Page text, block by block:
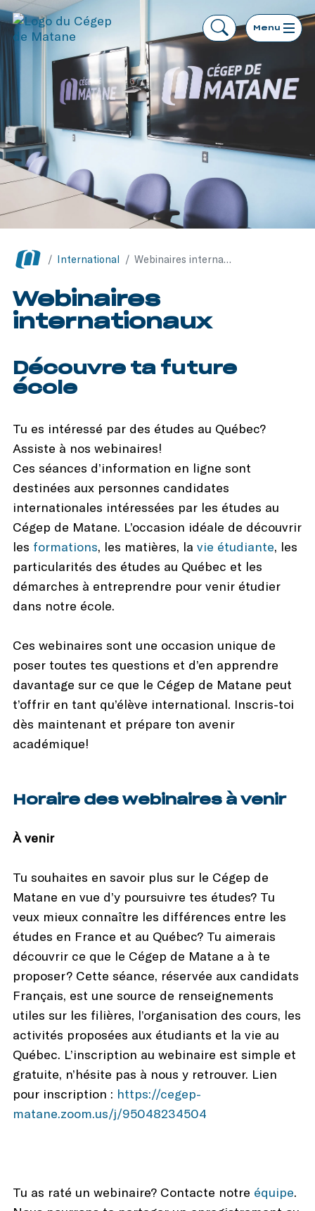
Menu
/ International / Webinaires internationaux
Webinaires
internationaux
Découvre ta future
école
Tu es intéressé par des études au Québec?
Assiste à nos webinaires!
Ces séances d’information en ligne sont
destinées aux personnes candidates
internationales intéressées par les études au
Cégep de Matane. L’occasion idéale de découvrir
les formations, les matières, la vie étudiante, les
particularités des études au Québec et les
démarches à entreprendre pour venir étudier
dans notre école.
Ces webinaires sont une occasion unique de
poser toutes tes questions et d’en apprendre
davantage sur ce que le Cégep de Matane peut
t’offrir en tant qu’élève international. Inscris-toi
dès maintenant et prépare ton avenir
académique!
Horaire des webinaires à venir
À venir
Tu souhaites en savoir plus sur le Cégep de
Matane en vue d’y poursuivre tes études? Tu
veux mieux connaître les différences entre les
études en France et au Québec? Tu aimerais
découvrir ce que le Cégep de Matane a à te
proposer? Cette séance, réservée aux candidats
Français, est une source de renseignements
utiles sur les filières, l’organisation des cours, les
activités proposées aux étudiants et la vie au
Québec. L’inscription au webinaire est simple et
gratuite, n’hésite pas à nous y retrouver. Lien
pour inscription : https://cegep-
matane.zoom.us/j/95048234504
Tu as raté un webinaire? Contacte notre équipe.